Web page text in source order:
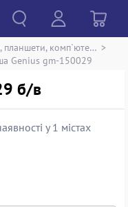
Ноутбуки, планшети, комп`ютери >
Genius gm-150029
б/в
у 1 містах